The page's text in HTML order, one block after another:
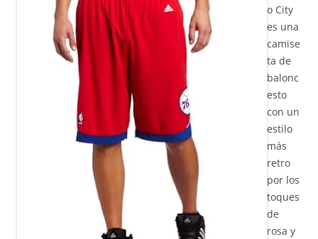
o City
es una
camise
ta de
balonc
esto
con un
estilo
más
retro
por los
toques
de
rosa y